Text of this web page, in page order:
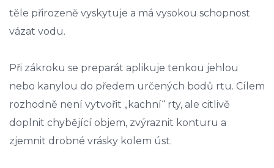
těle přirozeně vyskytuje a má vysokou schopnost
vázat vodu.
Při zákroku se preparát aplikuje tenkou jehlou
nebo kanylou do předem určených bodů rtu. Cílem
rozhodně není vytvořit „kachní“ rty, ale citlivě
doplnit chybějící objem, zvýraznit konturu a
zjemnit drobné vrásky kolem úst.